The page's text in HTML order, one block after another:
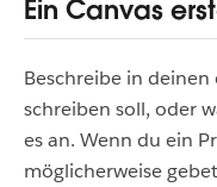
Ein Canvas
Beschreibe in
schreiben soll, oder
es an. Wenn du ein
möglicherweise